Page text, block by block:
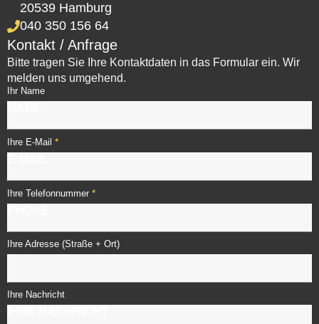
20539 Hamburg
040 350 156 64
Kontakt / Anfrage
Bitte tragen Sie Ihre Kontaktdaten in das Formular ein. Wir
melden uns umgehend.
Ihr Name
Ihre E-Mail *
Ihre Telefonnummer *
Ihre Adresse (Straße + Ort)
Ihre Nachricht